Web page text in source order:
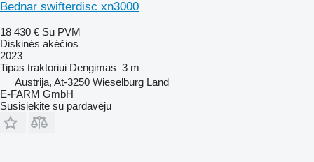
Bednar swifterdisc xn3000
18 430 € Su PVM
Diskinės akėčios
2023
Tipas traktoriui Dengimas 3 m
Austrija, At-3250 Wieselburg Land
E-FARM GmbH
Susisiekite su pardavėju